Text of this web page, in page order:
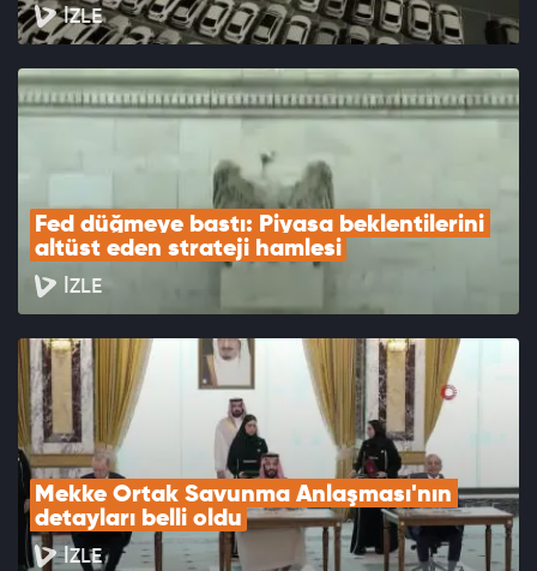
İZLE
Fed düğmeye bastı: Piyasa beklentilerini
altüst eden strateji hamlesi
İZLE
Mekke Ortak Savunma Anlaşması'nın
detayları belli oldu
İZLE